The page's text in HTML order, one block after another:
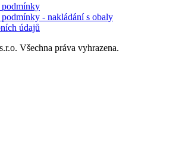
podmínky
- nakládání s obaly
údajů
Všechna práva vyhrazena.